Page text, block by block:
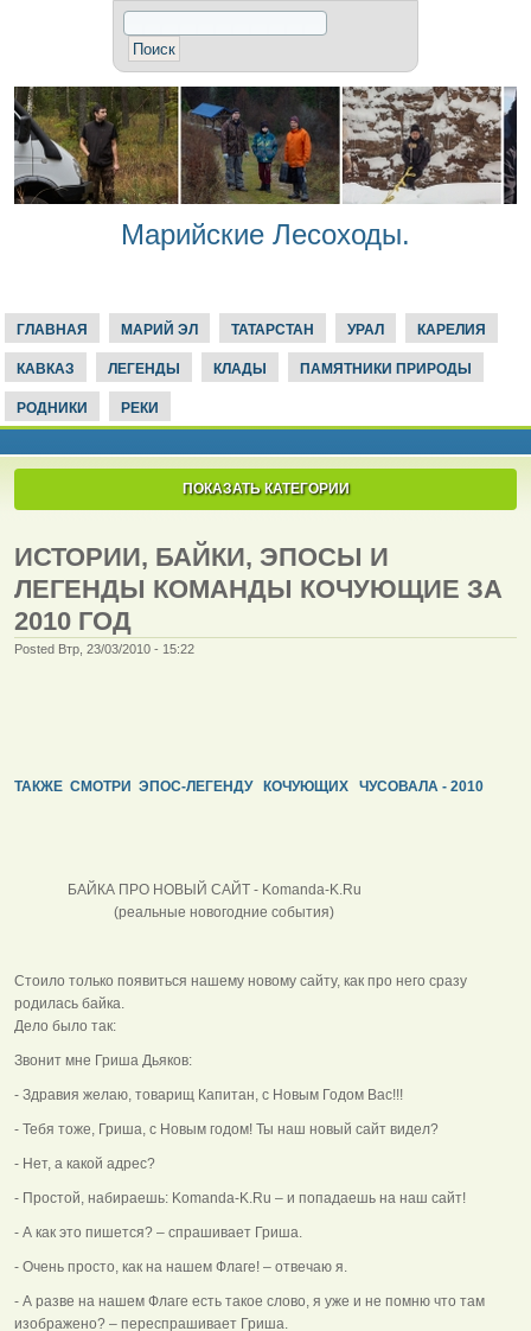
Марийские Лесоходы.
ГЛАВНАЯ МАРИЙ ЭЛ ТАТАРСТАН УРАЛ КАРЕЛИЯ
КАВКАЗ ЛЕГЕНДЫ КЛАДЫ ПАМЯТНИКИ ПРИРОДЫ
РОДНИКИ РЕКИ
ПОКАЗАТЬ КАТЕГОРИИ
ИСТОРИИ, БАЙКИ, ЭПОСЫ И
ЛЕГЕНДЫ КОМАНДЫ КОЧУЮЩИЕ ЗА
2010 ГОД
Posted Втр, 23/03/2010 - 15:22
ТАКЖЕ СМОТРИ ЭПОС-ЛЕГЕНДУ КОЧУЮЩИХ ЧУСОВАЛА - 2010
БАЙКА ПРО НОВЫЙ САЙТ - Komanda-K.Ru
(реальные новогодние события)
Стоило только появиться нашему новому сайту, как про него сразу
родилась байка.
Дело было так:
Звонит мне Гриша Дьяков:
- Здравия желаю, товарищ Капитан, с Новым Годом Вас!!!
- Тебя тоже, Гриша, с Новым годом! Ты наш новый сайт видел?
- Нет, а какой адрес?
- Простой, набираешь: Komanda-K.Ru – и попадаешь на наш сайт!
- А как это пишется? – спрашивает Гриша.
- Очень просто, как на нашем Флаге! – отвечаю я.
- А разве на нашем Флаге есть такое слово, я уже и не помню что там
изображено? – переспрашивает Гриша.